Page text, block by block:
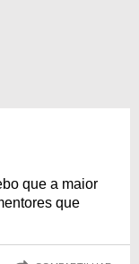
que a maior
que